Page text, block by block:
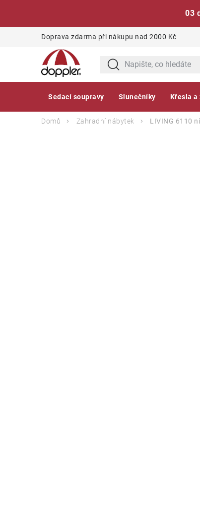
03
Doprava zdarma při nákupu nad 2000 Kč
Sedací soupravy Slunečníky Křesla a
Domů Zahradní nábytek LIVING 6110